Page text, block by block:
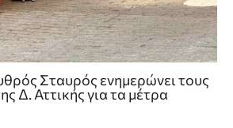
Σταυρός ενημερώνει τους
Δ. Αττικής για τα μέτρα